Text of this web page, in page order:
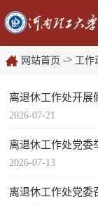
网站首页 -> 工作
离退休工作处开展
2026-07-21
离退休工作处党委
2026-07-13
离退休工作处党委